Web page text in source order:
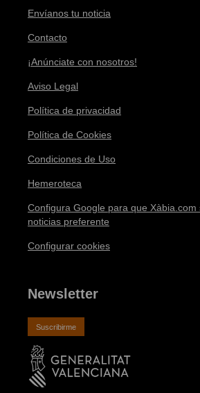
Envíanos tu noticia
Contacto
¡Anúnciate con nosotros!
Aviso Legal
Política de privacidad
Política de Cookies
Condiciones de Uso
Hemeroteca
Configura Google para que Xàbia.com
noticias preferente
Configurar cookies
Newsletter
Suscribirme